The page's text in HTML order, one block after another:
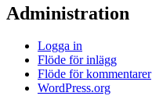
Administration
Logga in
Flöde för inlägg
Flöde för kommentarer
WordPress.org